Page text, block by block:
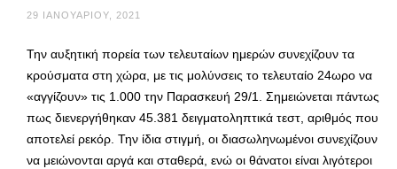
29 ΙΑΝΟΥΑΡΊΟΥ, 2021
Την αυξητική πορεία των τελευταίων ημερών συνεχίζουν τα
κρούσματα στη χώρα, με τις μολύνσεις το τελευταίο 24ωρο να
«αγγίζουν» τις 1.000 την Παρασκευή 29/1. Σημειώνεται πάντως
πως διενεργήθηκαν 45.381 δειγματοληπτικά τεστ, αριθμός που
αποτελεί ρεκόρ. Την ίδια στιγμή, οι διασωληνωμένοι συνεχίζουν
να μειώνονται αργά και σταθερά, ενώ οι θάνατοι είναι λιγότεροι